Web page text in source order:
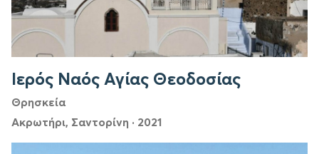
Ιερός Ναός Αγίας Θεοδοσίας
Θρησκεία
Ακρωτήρι, Σαντορίνη · 2021